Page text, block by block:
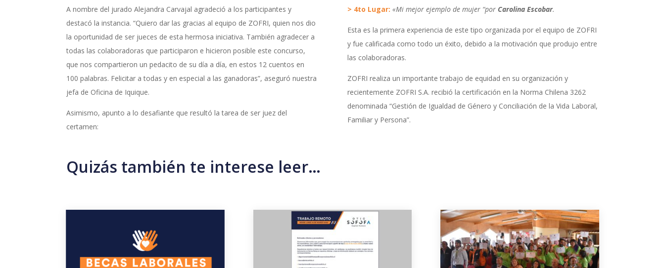
A nombre del jurado Alejandra Carvajal agradeció a los participantes y
destacó la instancia. “Quiero dar las gracias al equipo de ZOFRI, quien nos dio
la oportunidad de ser jueces de esta hermosa iniciativa. También agradecer a
todas las colaboradoras que participaron e hicieron posible este concurso,
que nos compartieron un pedacito de su día a día, en estos 12 cuentos en
100 palabras. Felicitar a todas y en especial a las ganadoras”, aseguró nuestra
jefa de Oficina de Iquique.
Asimismo, apunto a lo desafiante que resultó la tarea de ser juez del
certamen:
> 4to Lugar: «Mi mejor ejemplo de mujer “por Carolina Escobar.
Esta es la primera experiencia de este tipo organizada por el equipo de ZOFRI
y fue calificada como todo un éxito, debido a la motivación que produjo entre
las colaboradoras.
ZOFRI realiza un importante trabajo de equidad en su organización y
recientemente ZOFRI S.A. recibió la certificación en la Norma Chilena 3262
denominada “Gestión de Igualdad de Género y Conciliación de la Vida Laboral,
Familiar y Persona”.
Quizás también te interese leer…